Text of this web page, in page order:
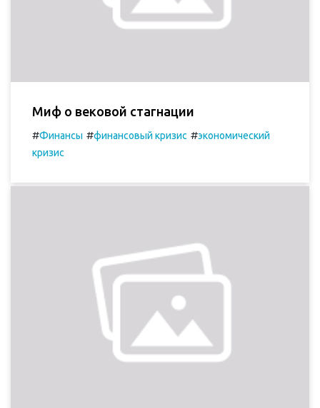
Миф о вековой стагнации
#Финансы #финансовый кризис #экономический
кризис